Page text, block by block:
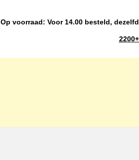
Op voorraad: Voor 14.00 besteld,